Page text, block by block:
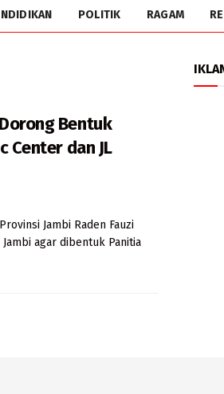
POLITIK RAGAM
Bentuk
Center dan JL
Jambi Raden Fauzi
agar dibentuk Panitia